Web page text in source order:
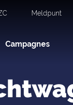
Meldpunt
Campagnes